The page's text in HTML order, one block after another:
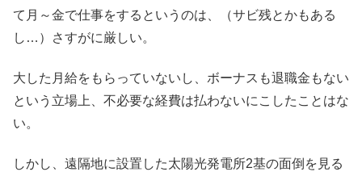
て月～金で仕事をするというのは、（サビ残とかもある
し…）さすがに厳しい。
大した月給をもらっていないし、ボーナスも退職金もない
という立場上、不必要な経費は払わないにこしたことはな
い。
しかし、遠隔地に設置した太陽光発電所2基の面倒を見る